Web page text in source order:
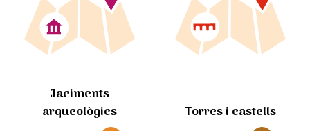
Jaciments
arqueològics
Torres i castells